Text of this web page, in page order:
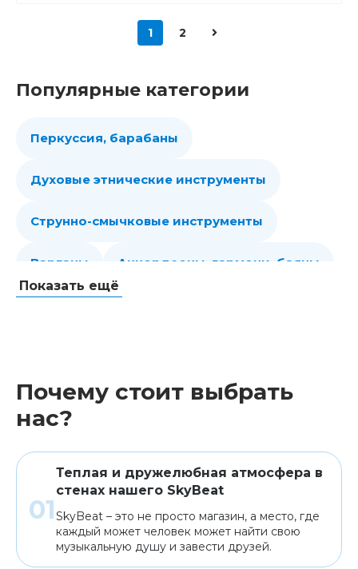
1 2
Популярные категории
Перкуссия, барабаны
Духовые этнические инструменты
Струнно-смычковые инструменты
Варганы Аккордеоны, гармони, баяны
Клавишные Сувениры, подарки
Аренда
Показать ещё
Почему стоит выбрать
нас?
Теплая и дружелюбная атмосфера в
стенах нашего SkyBeat
SkyBeat – это не просто магазин, а место, где
каждый может человек может найти свою
музыкальную душу и завести друзей.